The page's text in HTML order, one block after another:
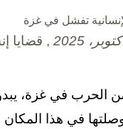
تفشل في غزة
, قضايا
الحرب في غزة،
في هذا المكان